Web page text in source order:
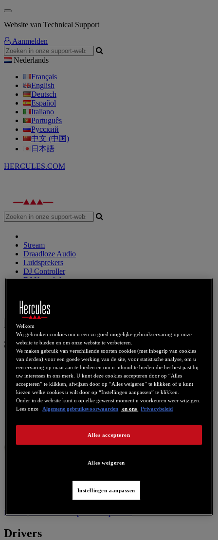
Website van Technical Support
Aanmelden
Nederlands
Français
English
Deutsch
Español
Italiano
Português
Русский
中文 (中国)
日本語
HERCULES.COM
Stream
Draadloze Audio
Luidsprekers
DJ Controller
DJ Koptelefoon
Webcams
Smart TV USB 2
Drivers Neem contact op voor dit product
Drivers
Welkom
Wij gebruiken cookies om u een zo goed mogelijke gebruikservaring op onze
website te bieden en om onze website te verbeteren.
We maken gebruik van verschillende soorten cookies (met inbegrip van cookies
van derden) voor een goede werking van de site, voor statistische analyse, om u
een ervaring op maat aan te bieden en om u inhoud te bieden die het best past bij
uw interesses in ons merk. U kunt deze cookies accepteren door op “Alles
accepteren” te klikken, afwijzen door op “Alles weigeren” te klikken of u kunt
kiezen welke cookies u wilt door op “Instellingen aanpassen” te klikken.
Onder in de website kunt u op elke gewenst moment u voorkeuren weer wijzigen.
Lees onze
Algemene gebruiksvoorwaarden en ons Privacybeleid
Alles weigeren
Alles accepteren
Instellingen aanpassen